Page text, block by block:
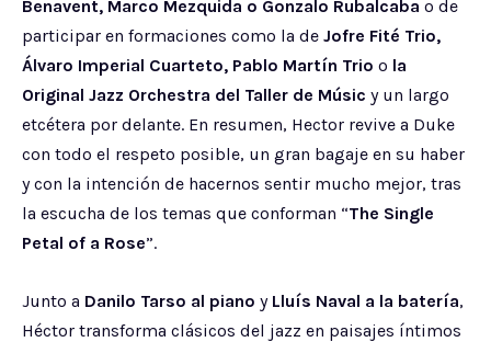
Benavent, Marco Mezquida o Gonzalo Rubalcaba o de
participar en formaciones como la de Jofre Fité Trio,
Álvaro Imperial Cuarteto, Pablo Martín Trio o la
Original Jazz Orchestra del Taller de Músic y un largo
etcétera por delante. En resumen, Hector revive a Duke
con todo el respeto posible, un gran bagaje en su haber
y con la intención de hacernos sentir mucho mejor, tras
la escucha de los temas que conforman “The Single
Petal of a Rose”.
Junto a Danilo Tarso al piano y Lluís Naval a la batería,
Héctor transforma clásicos del jazz en paisajes íntimos